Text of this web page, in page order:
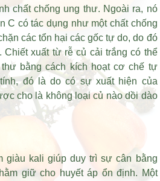
chất chống ung thư. Ngoài ra, nó
C có tác dụng như một chất chống
các tổn hại các gốc tự do, do đó
xuất từ rễ củ cải trắng có thể
bằng cách kích hoạt cơ chế tự
đó là do có sự xuất hiện của
cho là không loại củ nào dồi dào
giàu kali giúp duy trì sự cân bằng
giữ cho huyết áp ổn định. Một